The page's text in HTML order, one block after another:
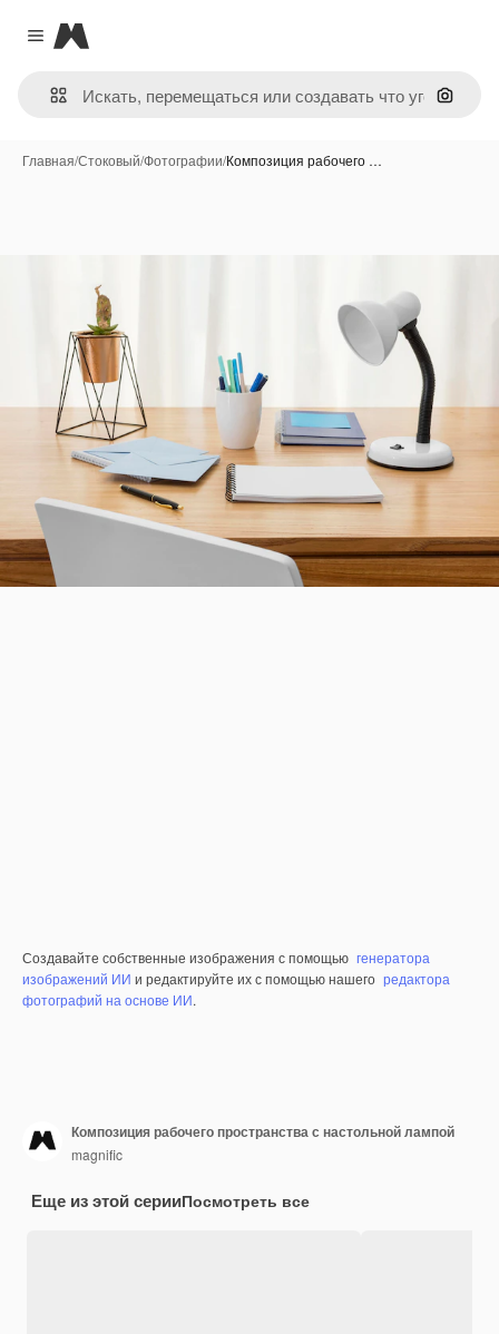
Close menu
Magnific
Поиск
Главная/Стоковый/Фотографии/Композиция рабочего …
Создавайте собственные изображения с помощью генератора
изображений ИИ и редактируйте их с помощью нашего редактора
фотографий на основе ИИ.
Композиция рабочего пространства с настольной лампой
magnific
Еще из этой серииПосмотреть все